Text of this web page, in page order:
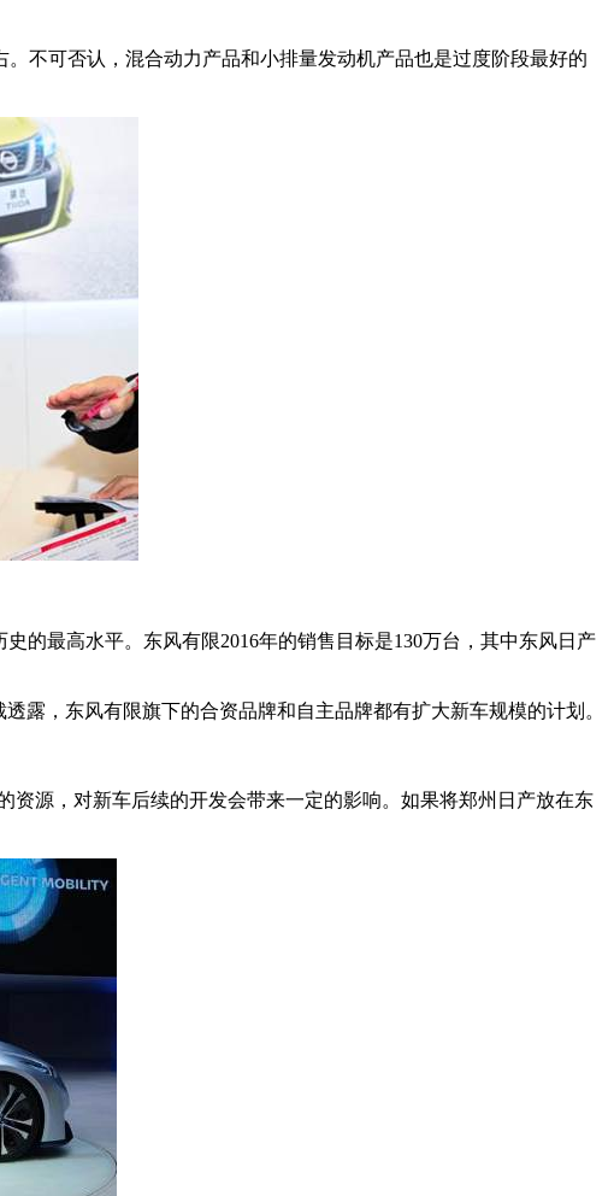
不可否认，混合动力产品和小排量发动机产品也是过度阶段最好的
的最高水平。东风有限2016年的销售目标是130万台，其中东风日产
露，东风有限旗下的合资品牌和自主品牌都有扩大新车规模的计划。
源，对新车后续的开发会带来一定的影响。如果将郑州日产放在东